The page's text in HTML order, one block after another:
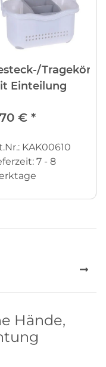
Einteilung
€ *
KAK00610
7 - 8
Hände,